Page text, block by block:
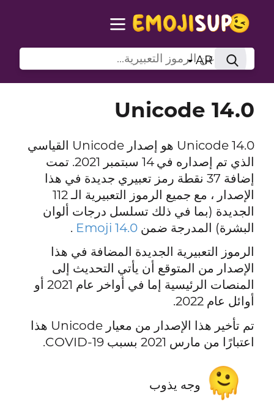
AR
Unicode 14.0
Unicode 14.0 هو إصدار Unicode القياسي
الذي تم إصداره في 14 سبتمبر 2021. تمت
إضافة 37 نقطة رمز تعبيري جديدة في هذا
الإصدار ، مع جميع الرموز التعبيرية الـ 112
الجديدة (بما في ذلك تسلسل درجات ألوان
البشرة) المدرجة ضمن Emoji 14.0
.
الرموز التعبيرية الجديدة المضافة في هذا
الإصدار من المتوقع أن يأتي التحديث إلى
المنصات الرئيسية إما في أواخر عام 2021 أو
أوائل عام 2022.
تم تأخير هذا الإصدار من معيار Unicode هذا
اعتبارًا من مارس 2021 بسبب COVID-19.
🫠 وجه يذوب